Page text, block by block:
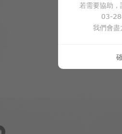
若需要協助
03-
我們會盡